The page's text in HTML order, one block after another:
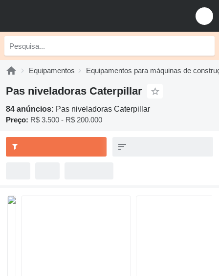
Equipamentos Equipamentos para máquinas de
Pas niveladoras Caterpillar
84 anúncios: Pas niveladoras Caterpillar
Preço: R$ 3.500 - R$ 200.000